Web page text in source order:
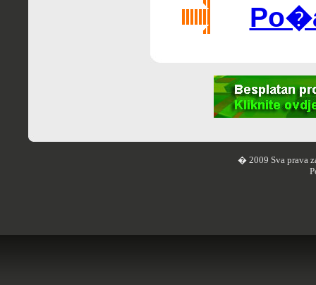
� 2009 Sva prava